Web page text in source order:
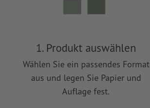
1. Produkt auswählen
Wählen Sie ein passendes Format
aus und legen Sie Papier und
Auflage fest.